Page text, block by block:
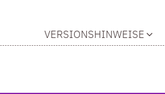
VERSIONSHINWEISE